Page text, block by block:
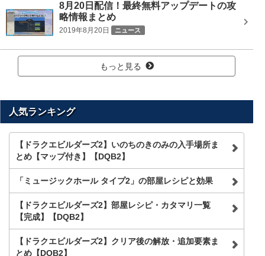
8月20日配信！最終無料アップデートの攻
略情報まとめ
2019年8月20日 ニュース
もっと見る
人気ランキング
【ドラクエビルダーズ2】いのちのきのみの入手場所ま
とめ【マップ付き】【DQB2】
「ミュージックホール タイプ2」の部屋レシピと効果
【ドラクエビルダーズ2】部屋レシピ・カタマリ一覧
【完成】【DQB2】
【ドラクエビルダーズ2】クリア後の解放・追加要素ま
とめ【DQB2】